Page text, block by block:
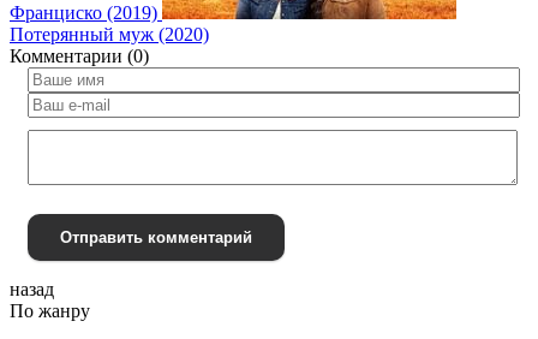
Франциско (2019)
Потерянный муж (2020)
Комментарии (0)
Отправить комментарий
назад
По жанру